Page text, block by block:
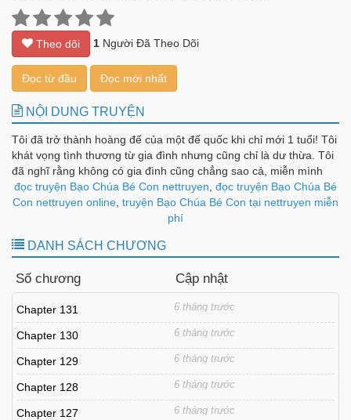
Theo dõi 1 Người Đã Theo Dõi
Đọc từ đầu Đọc mới nhất
NỘI DUNG TRUYỆN
Tôi đã trở thành hoàng đế của một đế quốc khi chỉ mới 1 tuổi! Tôi
khát vọng tình thương từ gia đình nhưng cũng chỉ là dư thừa. Tôi
đã nghĩ rằng không có gia đình cũng chẳng sao cả, miễn mình
ổn. Khi mở mắt ra lần nữa sau cái chết bi thảm kia, tôi đã trở
thành một nàng công chúa. Nhưng mà cái người cha được gọi là
hoàng đế kia kỳ lạ quá! “Mabel, cha sẽ tặng con lâu đài Ponce”
quốc này sẽ tặng con luôn” Cha kỳ lạ quá đi mất. Đây là tình
đọc truyện Bạo Chúa Bé Con nettruyen đọc truyện Bạo Chúa Bé
Con nettruyen online truyện Bạo Chúa Bé Con tại nettruyen miễn
phí
DANH SÁCH CHƯƠNG
Số chương Cập nhật
Chapter 131 6 tháng trước
Chapter 130 6 tháng trước
Chapter 129 6 tháng trước
Chapter 128 6 tháng trước
Chapter 127 6 tháng trước